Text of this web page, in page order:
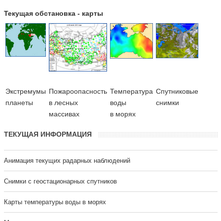
Текущая обстановка - карты
Экстремумы
планеты
Пожароопасность
в лесных
массивах
Температура
воды
в морях
Cпутниковые
снимки
ТЕКУЩАЯ ИНФОРМАЦИЯ
Анимация текущих радарных наблюдений
Cнимки с геостационарных спутников
Карты температуры воды в морях